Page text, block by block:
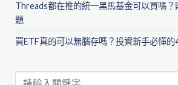
Threads都在推的統一黑馬基金可以買嗎？
題
買ETF真的可以無腦存嗎？投資新手必懂